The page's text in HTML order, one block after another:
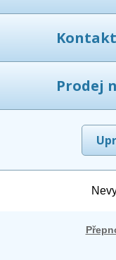
Prodej